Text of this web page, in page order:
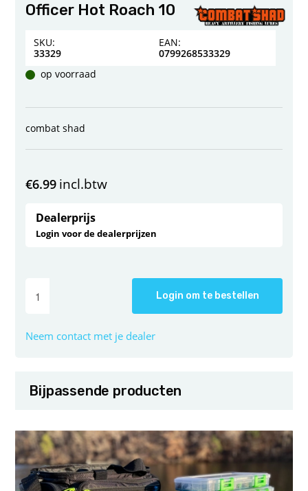
Officer Hot Roach 10
SKU:
33329
EAN:
0799268533329
op voorraad
combat shad
€6.99 incl.btw
Dealerprijs
Login voor de dealerprijzen
Login om te bestellen
Neem contact met je dealer
Bijpassende producten